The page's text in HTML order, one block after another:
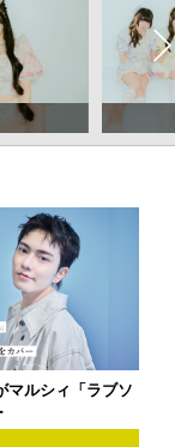
マルシィ「ラブソ